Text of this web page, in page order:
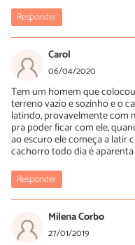
Responder
Carol
06/04/2020
Tem um homem que
terreno vazio e sozinho e o
latindo, provavelmente com
pra poder ficar com ele,
ao escuro ele começa a latir
cachorro todo dia é
Responder
Milena Corbo
27/01/2019